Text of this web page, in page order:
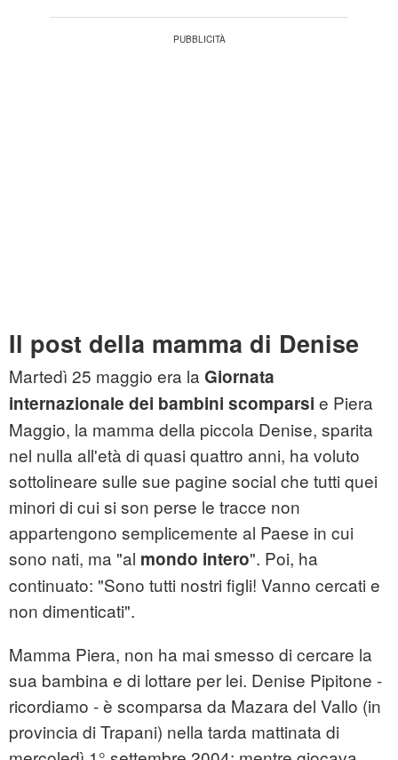
Il post della mamma di Denise
Martedì 25 maggio era la Giornata
internazionale dei bambini scomparsi e Piera
Maggio, la mamma della piccola Denise, sparita
nel nulla all'età di quasi quattro anni, ha voluto
sottolineare sulle sue pagine social che tutti quei
minori di cui si son perse le tracce non
appartengono semplicemente al Paese in cui
sono nati, ma "al mondo intero". Poi, ha
continuato: "Sono tutti nostri figli! Vanno cercati e
non dimenticati".
Mamma Piera, non ha mai smesso di cercare la
sua bambina e di lottare per lei. Denise Pipitone -
ricordiamo - è scomparsa da Mazara del Vallo (in
provincia di Trapani) nella tarda mattinata di